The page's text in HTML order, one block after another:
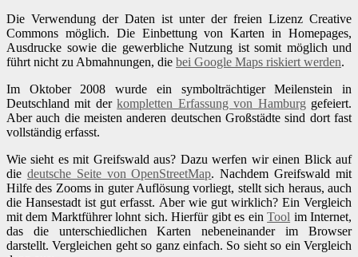
Die Verwendung der Daten ist unter der freien Lizenz Creative
Commons möglich. Die Einbettung von Karten in Homepages,
Ausdrucke sowie die gewerbliche Nutzung ist somit möglich und
führt nicht zu Abmahnungen, die bei Google Maps riskiert werden.
Im Oktober 2008 wurde ein symbolträchtiger Meilenstein in
Deutschland mit derkompletten Erfassung von Hamburggefeiert.
Aber auch die meisten anderen deutschen Großstädte sind dort fast
vollständig erfasst.
Wie sieht es mit Greifswald aus? Dazu werfen wir einen Blick auf
die deutsche Seite von OpenStreetMap. Nachdem Greifswald mit
Hilfe des Zooms in guter Auflösung vorliegt, stellt sich heraus, auch
die Hansestadt ist gut erfasst. Aber wie gut wirklich? Ein Vergleich
mit dem Marktführer lohnt sich. Hierfür gibt es einTool im Internet,
das die unterschiedlichen Karten nebeneinander im Browser
darstellt. Vergleichen geht so ganz einfach. So sieht so ein Vergleich